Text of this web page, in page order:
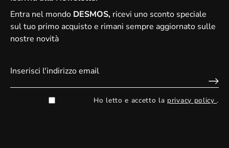
Entra nel mondo DESMOS, ricevi uno sconto speciale
sul tuo primo acquistoe rimani sempre aggiornato sulle
nostre novità
Ho letto e accetto la privacy policy.